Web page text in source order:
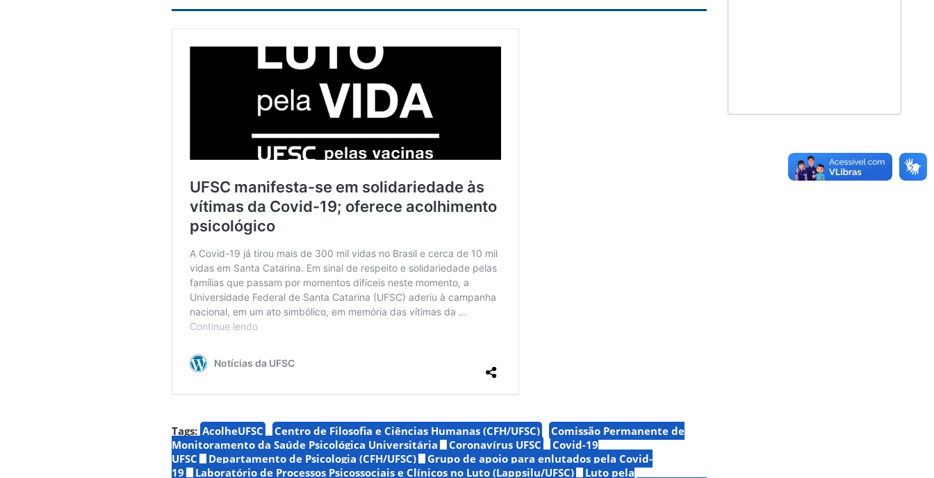
Tags: AcolheUFSC Centro de Filosofia e Ciências Humanas (CFH/UFSC)
Comissão Permanente de
Monitoramento da Saúde Psicológica Universitária
Coronavírus UFSC
Covid-19
UFSC
Departamento de Psicologia (CFH/UFSC)
Grupo de apoio para enlutados pela Covid-
19
Laboratório de Processos Psicossociais e Clínicos no Luto (Lappsilu/UFSC)
Luto pela